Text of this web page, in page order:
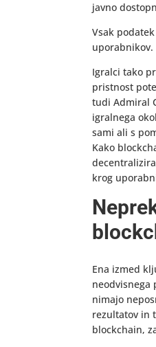
javno
Vsak
uporabnikov.
Igralci tako
pristnost
tudi Admiral
igralnega
sami ali s
Kako
krog
Ena izmed
nimajo
rezultatov in
blockchain,